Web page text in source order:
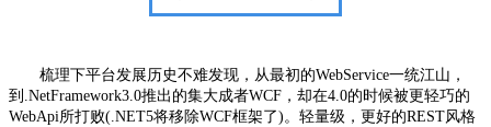
梳理下平台发展历史不难发现，从最初的WebService一统江山，
到.NetFramework3.0推出的集大成者WCF ，却在4.0的时候被更轻巧的
WebApi所打败(.NET5将移除WCF框架了)。轻量级，更好的REST风格